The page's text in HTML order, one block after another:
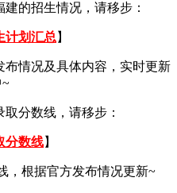
的招生情况，请移步：
计划汇总 】
布情况及具体内容，实时更新
分数线，请移步：
分数线】
，根据官方发布情况更新~